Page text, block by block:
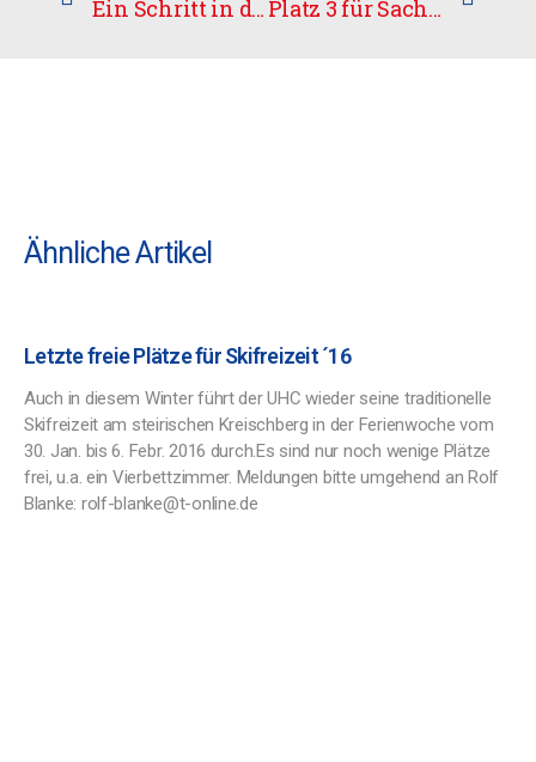
Ein Schritt in die richtige Richtung Platz 3 für Sachsen-Anhalt bei Wintertrophy
Ähnliche Artikel
Letzte freie Plätze für Skifreizeit ´16
Auch in diesem Winter führt der UHC wieder seine traditionelle
Skifreizeit am steirischen Kreischberg in der Ferienwoche vom
30. Jan. bis 6. Febr. 2016 durch.Es sind nur noch wenige Plätze
frei, u.a. ein Vierbettzimmer. Meldungen bitte umgehend an Rolf
Blanke: rolf-blanke@t-online.de